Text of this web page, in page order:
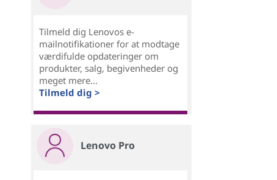
Tilmeld dig Lenovos e-
mailnotifikationer for at modtage
værdifulde opdateringer om
produkter, salg, begivenheder og
meget mere...
Tilmeld dig >
Lenovo Pro